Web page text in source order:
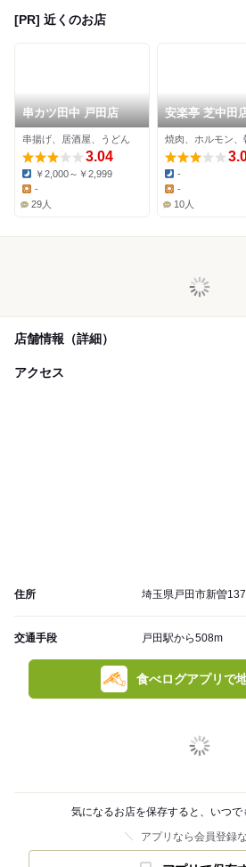
[PR] 近くのお店
串カツ田中 戸田店
串揚げ、居酒屋、うどん
3.04
Dinner:
￥2,000～￥2,999
Lunch:
-
29人
安楽亭 芝中田
焼肉、ホルモン、
Dinner:
-
Lunch:
-
10人
店舗情報（詳細）
アクセス
住所 埼玉県戸田市新曽
交通手段 戸田駅から508m
食べログアプリで
気になるお店を保存すると、いつで
アプリなら会員登録